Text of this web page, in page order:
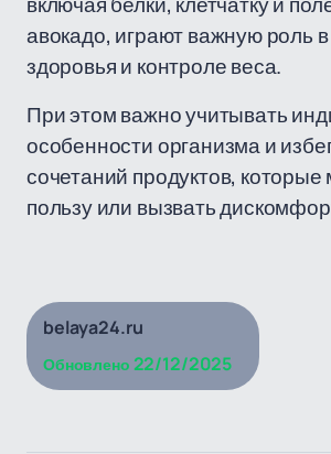
авокадо, играют важную роль
здоровья и контроле веса.
При этом важно учитывать
особенности организма и
сочетаний продуктов, которые
пользу или вызвать
belaya24.ru
Обновлено 22/12/2025